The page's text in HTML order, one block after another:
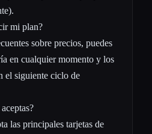
mi plan?
sobre precios, puedes
en cualquier momento y los
el siguiente ciclo de
las principales tarjetas de